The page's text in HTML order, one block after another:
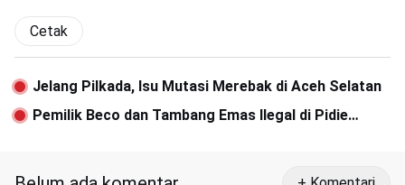
Cetak
Jelang Pilkada, Isu Mutasi Merebak di Aceh Selatan
Pemilik Beco dan Tambang Emas Ilegal di Pidie